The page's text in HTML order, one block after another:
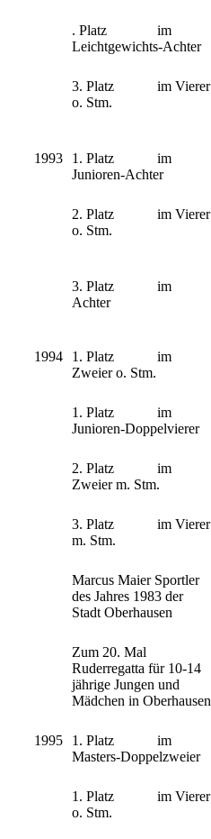
. Platz im
Leichtgewichts-Achter
3. Platz im Vierer
o. Stm.
1993
1. Platz im
Junioren-Achter
2. Platz im Vierer
o. Stm.
3. Platz im
Achter
1994
1. Platz im
Zweier o. Stm.
1. Platz im
Junioren-Doppelvierer
2. Platz im
Zweier m. Stm.
3. Platz im Vierer
m. Stm.
Marcus Maier Sportler
des Jahres 1983 der
Stadt Oberhausen
Zum 20. Mal
Ruderregatta für 10-14
jährige Jungen und
Mädchen in Oberhausen
1995
1. Platz im
Masters-Doppelzweier
1. Platz im Vierer
o. Stm.